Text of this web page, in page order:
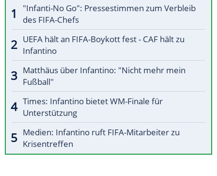
"Infanti-No Go": Pressestimmen zum Verbleib
des FIFA-Chefs
UEFA hält an FIFA-Boykott fest - CAF hält zu
Infantino
Matthäus über Infantino: "Nicht mehr mein
Fußball"
Times: Infantino bietet WM-Finale für
Unterstützung
Medien: Infantino ruft FIFA-Mitarbeiter zu
Krisentreffen